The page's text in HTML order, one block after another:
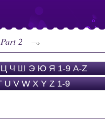
2
Ц Ч Ш Э Ю Я 1-9 A-Z
U V W X Y Z 1-9